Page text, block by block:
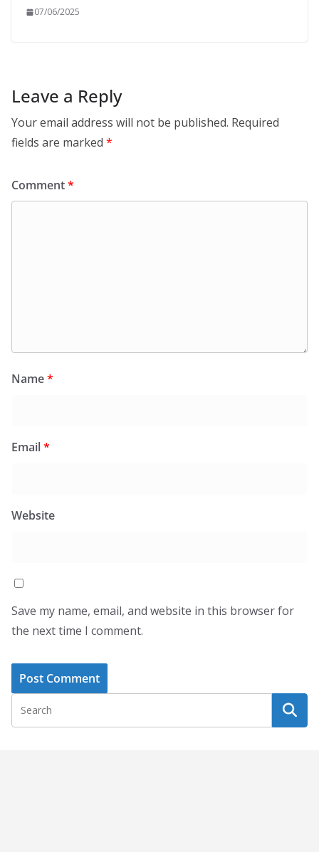
07/06/2025
Leave a Reply
Your email address will not be published. Required
fields are marked *
Comment*
Name*
Email*
Website
Save my name, email, and website in this browser for
the next time I comment.